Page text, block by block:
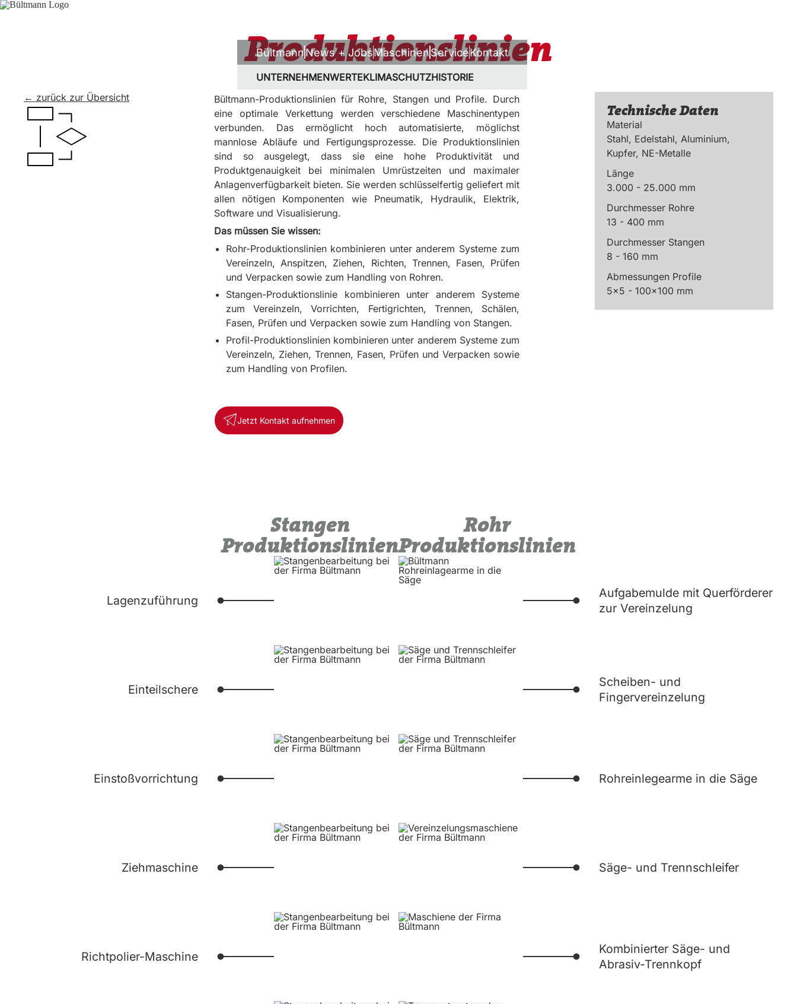
BültmannNews + JobsMaschinenServiceKontakt
UNTERNEHMENWERTEKLIMASCHUTZHISTORIE
Produktionslinien
← zurück zur Übersicht
Bültmann-Produktionslinien für Rohre, Stangen und Profile. Durch
eine optimale Verkettung werden verschiedene Maschinentypen
verbunden. Das ermöglicht hoch automatisierte, möglichst
mannlose Abläufe und Fertigungsprozesse. Die Produktionslinien
sind so ausgelegt, dass sie eine hohe Produktivität und
Produktgenauigkeit bei minimalen Umrüstzeiten und maximaler
Anlagenverfügbarkeit bieten. Sie werden schlüsselfertig geliefert mit
allen nötigen Komponenten wie Pneumatik, Hydraulik, Elektrik,
Software und Visualisierung.
Das müssen Sie wissen:
Rohr-Produktionslinien kombinieren unter anderem Systeme zum
Vereinzeln, Anspitzen, Ziehen, Richten, Trennen, Fasen, Prüfen
und Verpacken sowie zum Handling von Rohren.
Stangen-Produktionslinie kombinieren unter anderem Systeme
zum Vereinzeln, Vorrichten, Fertigrichten, Trennen, Schälen,
Fasen, Prüfen und Verpacken sowie zum Handling von Stangen.
Profil-Produktionslinien kombinieren unter anderem Systeme zum
Vereinzeln, Ziehen, Trennen, Fasen, Prüfen und Verpacken sowie
zum Handling von Profilen.
Jetzt Kontakt aufnehmen
Technische Daten
Material
Stahl, Edelstahl, Aluminium,
Kupfer, NE-Metalle
Länge
3.000 - 25.000 mm
Durchmesser Rohre
13 - 400 mm
Durchmesser Stangen
8 - 160 mm
Abmessungen Profile
5x5 - 100x100 mm
Stangen
Produktionslinien
Lagenzuführung
Einteilschere
Einstoßvorrichtung
Ziehmaschine
Richtpolier-Maschine
Rohr
Produktionslinien
Aufgabemulde mit Querförderer
zur Vereinzelung
Scheiben- und
Fingervereinzelung
Rohreinlegearme in die Säge
Säge- und Trennschleifer
Kombinierter Säge- und
Abrasiv-Trennkopf